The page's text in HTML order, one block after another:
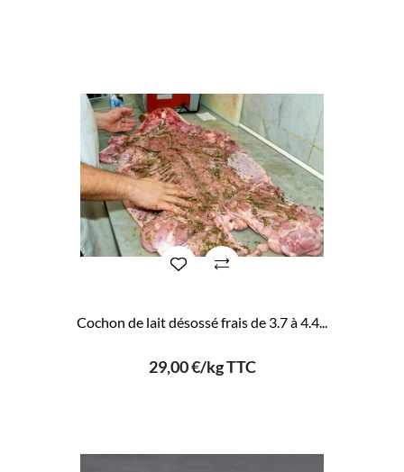
Cochon de lait désossé frais de 3.7 à 4.4...
29,00 €/kg TTC